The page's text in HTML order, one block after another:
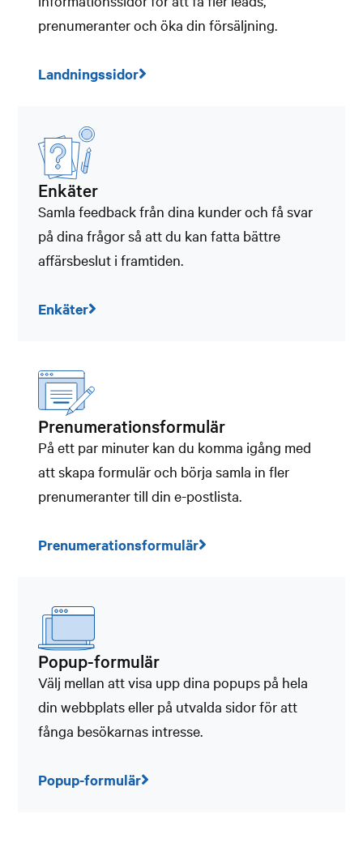
prenumeranter och öka din försäljning.
Landningssidor
Enkäter
Samla feedback från dina kunder och få svar
på dina frågor så att du kan fatta bättre
affärsbeslut i framtiden.
Enkäter
Prenumerationsformulär
På ett par minuter kan du komma igång med
att skapa formulär och börja samla in fler
prenumeranter till din e-postlista.
Prenumerationsformulär
Popup-formulär
Välj mellan att visa upp dina popups på hela
din webbplats eller på utvalda sidor för att
fånga besökarnas intresse.
Popup-formulär